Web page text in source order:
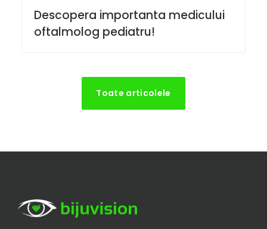
Descopera importanta medicului
oftalmolog pediatru!
Toate articolele